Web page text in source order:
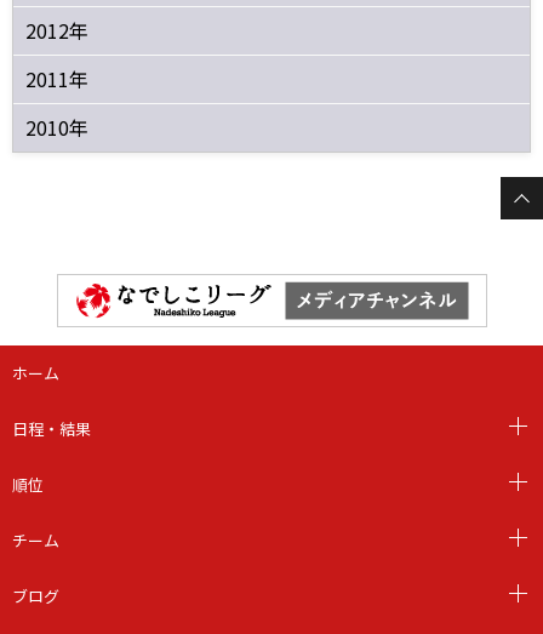
2012年
2011年
2010年
ホーム
日程・結果
順位
チーム
ブログ